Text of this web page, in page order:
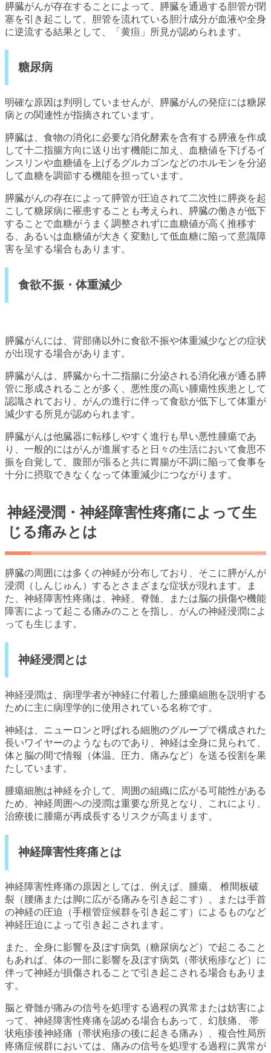
膵臓がんが存在することによって、膵臓を通過する胆管が閉
塞を引き起こして、胆管を流れている胆汁成分が血液や全身
に逆流する結果として、「黄疸」所見が認められます。
糖尿病
明確な原因は判明していませんが、膵臓がんの発症には糖尿
病との関連性が指摘されています。
膵臓は、食物の消化に必要な消化酵素を含有する膵液を作成
して十二指腸方向に送り出す機能に加え、血糖値を下げるイ
ンスリンや血糖値を上げるグルカゴンなどのホルモンを分泌
して血糖を調節する機能を担っています。
膵臓がんの存在によって膵管が圧迫されて二次性に膵炎を起
こして糖尿病に罹患することも考えられ、膵臓の働きが低下
することで血糖がうまく調整されずに血糖値が高く推移す
る、あるいは血糖値が大きく変動して低血糖に陥って意識障
害を呈する場合もあります。
食欲不振・体重減少
膵臓がんには、背部痛以外に食欲不振や体重減少などの症状
が出現する場合があります。
膵臓がんは、膵臓から十二指腸に分泌される消化液が通る膵
管に形成されることが多く、悪性度の高い腫瘍性疾患として
認識されており、がんの進行に伴って食欲が低下して体重が
減少する所見が認められます。
膵臓がんは他臓器に転移しやすく進行も早い悪性腫瘍であ
り、一般的にはがんが進展すると日々の生活において食思不
振を自覚して、腹部が張ると共に胃腸が不調に陥って食事を
十分に摂取できなくなって体重減少につながります。
神経浸潤・神経障害性疼痛によって生
じる痛みとは
膵臓の周囲には多くの神経が分布しており、そこに膵がんが
浸潤（しんじゅん）するとさまざまな症状が現れます。ま
た、神経障害性疼痛は、神経、脊髄、または脳の損傷や機能
障害によって起こる痛みのことを指し、がんの神経浸潤によ
っても生じます。
神経浸潤とは
神経浸潤は、病理学者が神経に付着した腫瘍細胞を説明する
ために主に病理学的に使用されている名称です。
神経は、ニューロンと呼ばれる細胞のグループで構成された
長いワイヤーのようなものであり、神経は全身に見られて、
体と脳の間で情報（体温、圧力、痛みなど）を送る役割を果
たしています。
腫瘍細胞は神経を介して、周囲の組織に広がる可能性がある
ため、神経周囲への浸潤は重要な所見となり、これにより、
治療後に腫瘍が再成長するリスクが高まります。
神経障害性疼痛とは
神経障害性疼痛の原因としては、例えば、腫瘍、 椎間板破
裂（腰痛または脚に広がる痛みを引き起こす）、または手首
の神経の圧迫（手根管症候群を引き起こす）によるものなど
神経圧迫によって引き起こされます。
また、全身に影響を及ぼす病気（糖尿病など）で起こること
もあれば、体の一部に影響を及ぼす病気（帯状疱疹など）に
伴って神経が損傷されることで引き起こされる場合もありま
す。
脳と脊髄が痛みの信号を処理する過程の異常または妨害によ
って、神経障害性疼痛を認める場合もあって、幻肢痛、 帯
状疱疹後神経痛（帯状疱疹の後に起きる痛み）、複合性局所
疼痛症候群においては、痛みの信号を処理する過程に異常が